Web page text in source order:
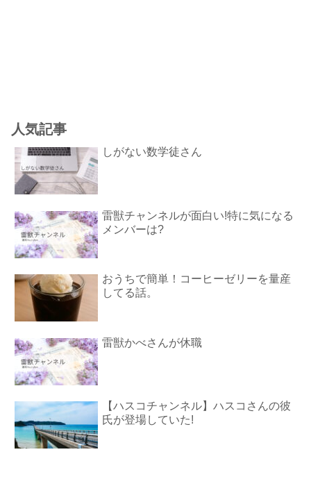
人気記事
しがない数学徒さん
雷獣チャンネルが面白い!特に気になる
メンバーは?
おうちで簡単！コーヒーゼリーを量産
してる話。
雷獣かべさんが休職
【ハスコチャンネル】ハスコさんの彼
氏が登場していた!